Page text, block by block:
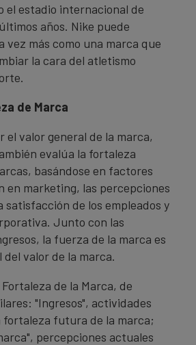
el estadio internacional de
años. Nike puede
vez más como una marca que
la cara del atletismo
de Marca
el valor general de la marca,
evalúa la fortaleza
basándose en factores
en marketing, las percepciones
satisfacción de los empleados y
Junto con las
la fuerza de la marca es
valor de la marca.
de la Marca, de
"Ingresos", actividades
fortaleza futura de la marca;
percepciones actuales